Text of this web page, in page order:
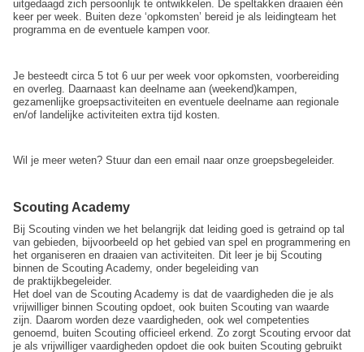
uitgedaagd zich persoonlijk te ontwikkelen. De speltakken draaien één
keer per week. Buiten deze ‘opkomsten’ bereid je als leidingteam het
programma en de eventuele kampen voor.
Je besteedt circa 5 tot 6 uur per week voor opkomsten, voorbereiding
en overleg. Daarnaast kan deelname aan (weekend)kampen,
gezamenlijke groepsactiviteiten en eventuele deelname aan regionale
en/of landelijke activiteiten extra tijd kosten.
Wil je meer weten? Stuur dan een email naar onze groepsbegeleider.
Scouting Academy
Bij Scouting vinden we het belangrijk dat leiding goed is getraind op tal
van gebieden, bijvoorbeeld op het gebied van spel en programmering en
het organiseren en draaien van activiteiten. Dit leer je bij Scouting
binnen de Scouting Academy, onder begeleiding van
de praktijkbegeleider.
Het doel van de Scouting Academy is dat de vaardigheden die je als
vrijwilliger binnen Scouting opdoet, ook buiten Scouting van waarde
zijn. Daarom worden deze vaardigheden, ook wel competenties
genoemd, buiten Scouting officieel erkend. Zo zorgt Scouting ervoor dat
je als vrijwilliger vaardigheden opdoet die ook buiten Scouting gebruikt